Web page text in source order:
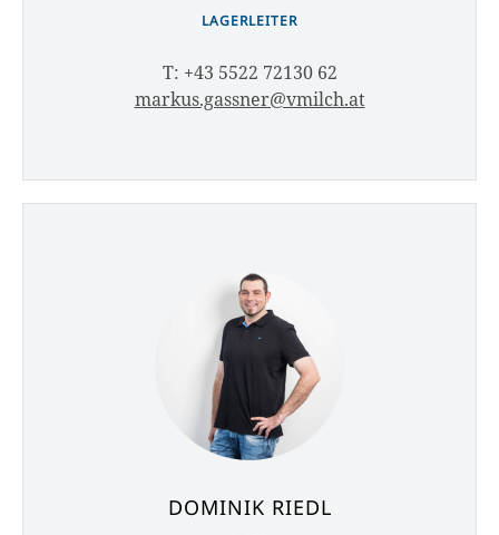
LAGERLEITER
T: +43 5522 72130 62
markus.gassner@vmilch.at
DOMINIK RIEDL